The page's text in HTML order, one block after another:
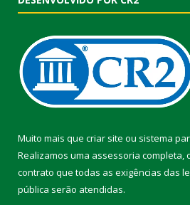
Muito mais que criar site ou sistema
Realizamos uma assessoria completa,
contrato que todas as exigências das
pública serão atendidas.